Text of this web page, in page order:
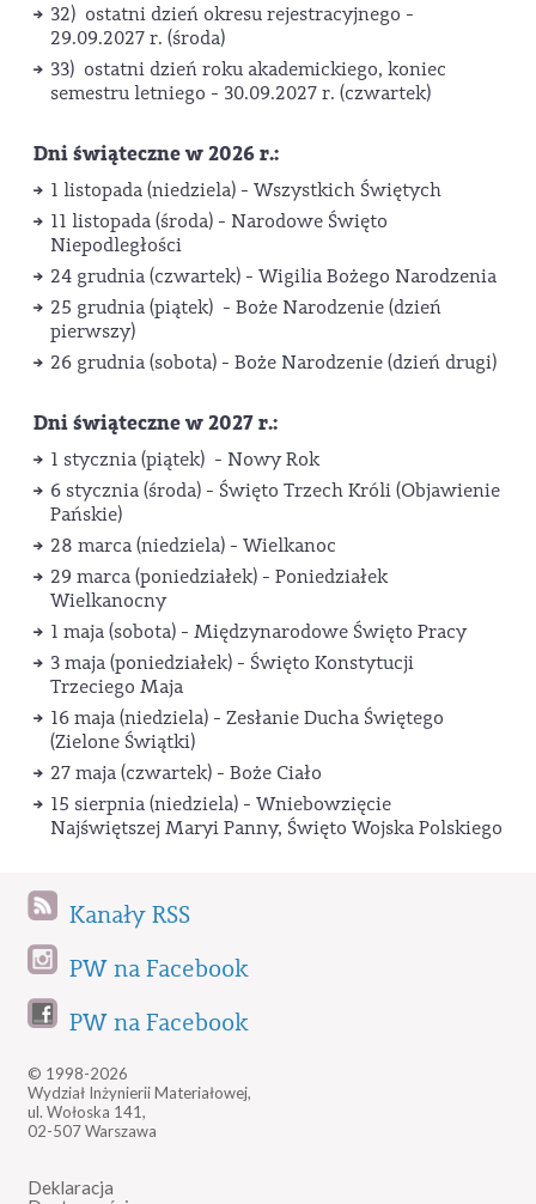
32) ostatni dzień okresu rejestracyjnego -
29.09.2027 r. (środa)
33) ostatni dzień roku akademickiego, koniec
semestru letniego - 30.09.2027 r. (czwartek)
Dni świąteczne w 2026 r.:
1 listopada (niedziela) - Wszystkich Świętych
11 listopada (środa) - Narodowe Święto
Niepodległości
24 grudnia (czwartek) - Wigilia Bożego Narodzenia
25 grudnia (piątek) - Boże Narodzenie (dzień
pierwszy)
26 grudnia (sobota) - Boże Narodzenie (dzień drugi)
Dni świąteczne w 2027 r.:
1 stycznia (piątek) - Nowy Rok
6 stycznia (środa) - Święto Trzech Króli (Objawienie
Pańskie)
28 marca (niedziela) - Wielkanoc
29 marca (poniedziałek) - Poniedziałek
Wielkanocny
1 maja (sobota) - Międzynarodowe Święto Pracy
3 maja (poniedziałek) - Święto Konstytucji
Trzeciego Maja
16 maja (niedziela) - Zesłanie Ducha Świętego
(Zielone Świątki)
27 maja (czwartek) - Boże Ciało
15 sierpnia (niedziela) - Wniebowzięcie
Najświętszej Maryi Panny, Święto Wojska Polskiego
Kanały RSS
PW na Facebook
PW na Facebook
© 1998-2026
Wydział Inżynierii Materiałowej,
ul. Wołoska 141,
02-507 Warszawa
Deklaracja